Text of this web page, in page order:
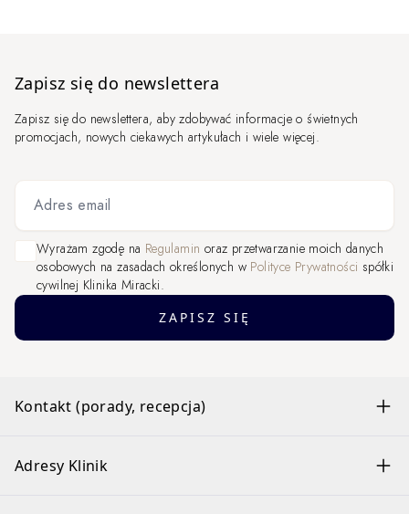
Zapisz się do newslettera
Zapisz się do newslettera, aby zdobywać informacje o świetnych
promocjach, nowych ciekawych artykułach i wiele więcej.
Adres email
Wyrażam zgodę na Regulamin oraz przetwarzanie moich danych
osobowych na zasadach określonych w Polityce Prywatności spółki
cywilnej Klinika Miracki.
ZAPISZ SIĘ
Kontakt (porady, recepcja)
Adresy Klinik